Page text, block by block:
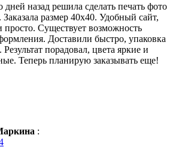
дней назад решила сделать печать фото
Заказала размер 40х40. Удобный сайт,
просто. Существует возможность
Доставили быстро, упаковка
порадовал, цвета яркие и
Теперь планирую заказывать еще!
: